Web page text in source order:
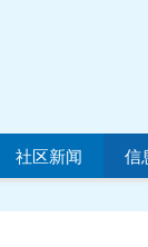
社区新闻 信